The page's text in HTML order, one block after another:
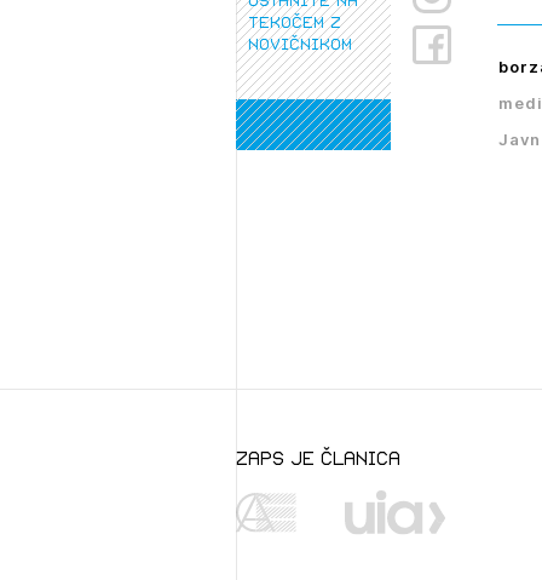
tekočem z
novičnikom
zaps je članica